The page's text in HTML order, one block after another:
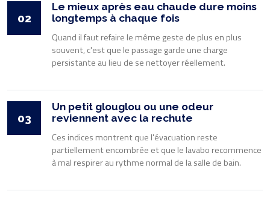
02
Le mieux après eau chaude dure moins
longtemps à chaque fois
Quand il faut refaire le même geste de plus en plus
souvent, c'est que le passage garde une charge
persistante au lieu de se nettoyer réellement.
03
Un petit glouglou ou une odeur
reviennent avec la rechute
Ces indices montrent que l'évacuation reste
partiellement encombrée et que le lavabo recommence
à mal respirer au rythme normal de la salle de bain.